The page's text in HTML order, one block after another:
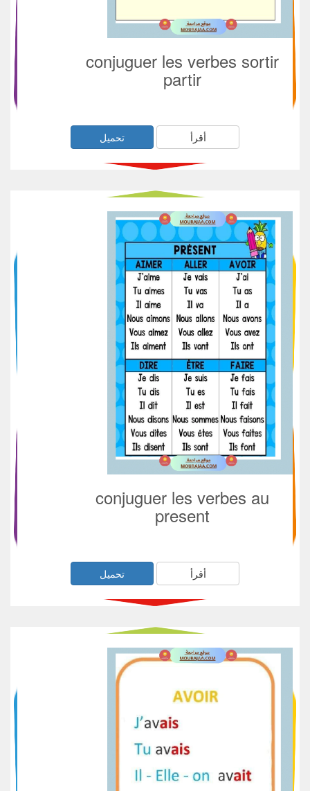
conjuguer les verbes sortir
partir
أقرأ تحميل
conjuguer les verbes au
present
أقرأ تحميل